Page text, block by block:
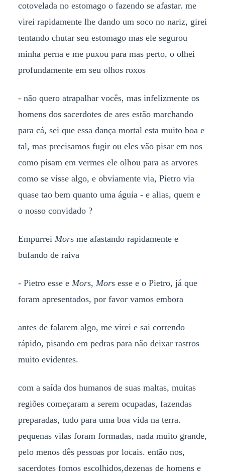
cotovelada no estomago o fazendo se afastar. me
virei rapidamente lhe dando um soco no nariz, girei
tentando chutar seu estomago mas ele segurou
minha perna e me puxou para mas perto, o olhei
profundamente em seu olhos roxos
- não quero atrapalhar vocês, mas infelizmente os
homens dos sacerdotes de ares estão marchando
para cá, sei que essa dança mortal esta muito boa e
tal, mas precisamos fugir ou eles vão pisar em nos
como pisam em vermes ele olhou para as arvores
como se visse algo, e obviamente via, Pietro via
quase tao bem quanto uma águia - e alias, quem e
o nosso convidado ?
Empurrei Mors me afastando rapidamente e
bufando de raiva
- Pietro esse e Mors, Mors esse e o Pietro, já que
foram apresentados, por favor vamos embora
antes de falarem algo, me virei e sai correndo
rápido, pisando em pedras para não deixar rastros
muito evidentes.
com a saída dos humanos de suas maltas, muitas
regiões começaram a serem ocupadas, fazendas
preparadas, tudo para uma boa vida na terra.
pequenas vilas foram formadas, nada muito grande,
pelo menos dês pessoas por locais. então nos,
sacerdotes fomos escolhidos,dezenas de homens e